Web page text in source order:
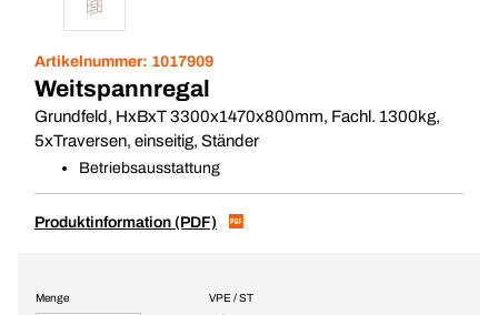
Artikelnummer: 1017909
Weitspannregal
Grundfeld, HxBxT 3300x1470x800mm, Fachl. 1300kg,
5xTraversen, einseitig, Ständer
Betriebsausstattung
Produktinformation (PDF)
VPE / ST
Menge